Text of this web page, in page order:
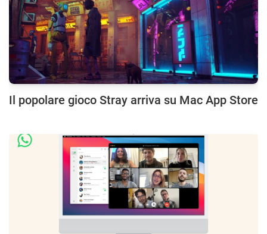
Il popolare gioco Stray arriva su Mac App Store